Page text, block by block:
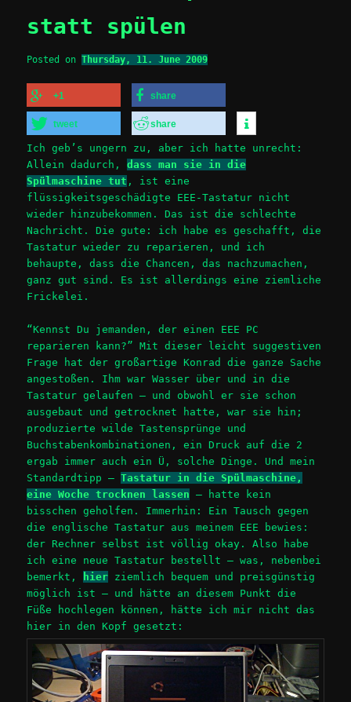
statt spülen
Posted onThursday, 11. June 2009
+1 share
tweet share
Ich geb’s ungern zu, aber ich hatte unrecht:
Allein dadurch,dass man sie in die
Spülmaschine tut , ist eine
flüssigkeitsgeschädigte EEE-Tastatur nicht
wieder hinzubekommen. Das ist die schlechte
Nachricht. Die gute: ich habe es geschafft, die
Tastatur wieder zu reparieren, und ich
behaupte, dass die Chancen, das nachzumachen,
ganz gut sind. Es ist allerdings eine ziemliche
Frickelei.
“Kennst Du jemanden, der einen EEE PC
reparieren kann?” Mit dieser leicht suggestiven
Frage hat der großartige Konrad die ganze Sache
angestoßen. Ihm war Wasser über und in die
Tastatur gelaufen – und obwohl er sie schon
ausgebaut und getrocknet hatte, war sie hin;
produzierte wilde Tastensprünge und
Buchstabenkombinationen, ein Druck auf die 2
ergab immer auch ein Ü, solche Dinge. Und mein
Standardtipp –Tastatur in die Spülmaschine,
eine Woche trocknen lassen – hatte kein
bisschen geholfen. Immerhin: Ein Tausch gegen
die englische Tastatur aus meinem EEE bewies:
der Rechner selbst ist völlig okay. Also habe
ich eine neue Tastatur bestellt – was, nebenbei
bemerkt,
hier ziemlich bequem und preisgünstig
möglich ist – und hätte an diesem Punkt die
Füße hochlegen können, hätte ich mir nicht das
hier in den Kopf gesetzt: